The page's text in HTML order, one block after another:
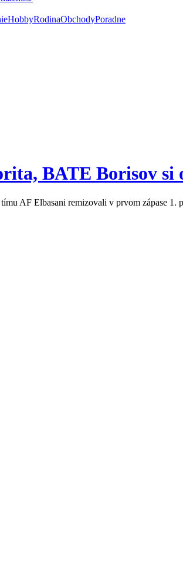
HobbyRodinaObchodyPoradne
BATE Borisov si
AF Elbasani remizovali v prvom zápase